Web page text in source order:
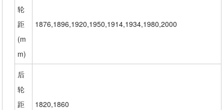
轮
距
(m
m)
1876,1896,1920,1950,1914,1934,1980,2000
后
轮
距
1820,1860